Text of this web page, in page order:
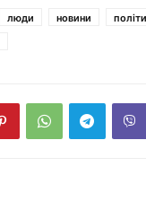
люди новини